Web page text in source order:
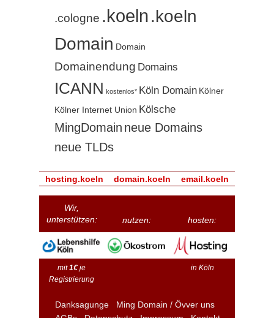
.cologne .koeln.koeln
Domain Domain
Domainendung Domains
ICANN kostenlos* Köln Domain Kölner
Kölner Internet Union Kölsche
MingDomain neue Domains
neue TLDs
hosting.koeln domain.koeln email.koeln
Wir,
unterstützen:
mit1€ je
Registrierung
nutzen: hosten:
in Köln
Danksagunge
Ming Domain / Övver uns